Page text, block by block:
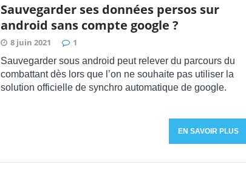
Sauvegarder ses données persos sur
android sans compte google ?
8 juin 2021 1
Sauvegarder sous android peut relever du parcours du
combattant dès lors que l’on ne souhaite pas utiliser la
solution officielle de synchro automatique de google.
EN SAVOIR PLUS